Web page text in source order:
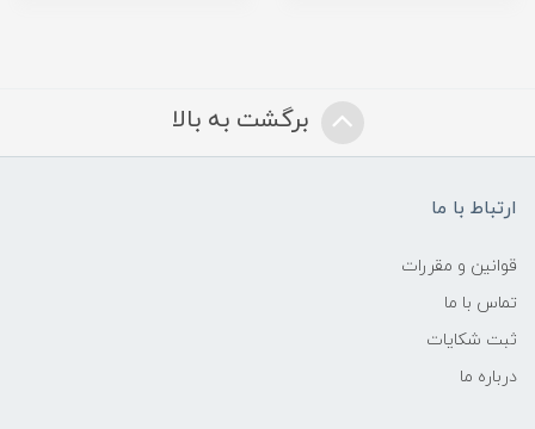
برگشت به بالا
ارتباط با ما
قوانین و مقررات
تماس با ما
ثبت شکایات
درباره ما